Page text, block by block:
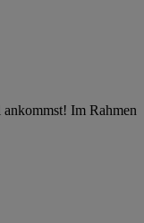
Im Rahmen